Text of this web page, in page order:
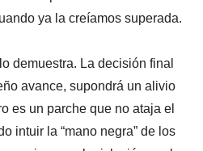
ya la creíamos superada.
demuestra. La decisión final
avance, supondrá un alivio
es un parche que no ataja el
intuir la “mano negra” de los